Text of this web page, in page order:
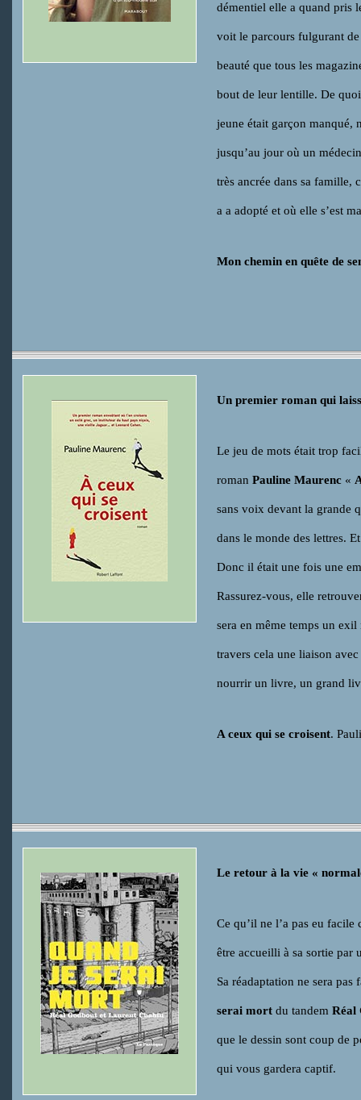
démentiel elle a quand pris
voit le parcours fulgurant
beauté que tous les
bout de leur lentille. De
jeune était garçon manqué,
jusqu’au jour où un
très ancrée dans sa famille,
a a adopté et où elle s’est
Mon chemin en quête de
Un premier roman qui
Le jeu de mots était trop
roman Pauline Maurenc «
sans voix devant la grande
dans le monde des lettres.
Donc il était une fois une
Rassurez-vous, elle
sera en même temps un
travers cela une liaison
nourrir un livre, un grand
A ceux qui se croisent.
Le retour à la vie «
Ce qu’il ne l’a pas eu
être accueilli à sa sortie par
Sa réadaptation ne sera
serai mort du tandem Réal
que le dessin sont coup de
qui vous gardera captif.